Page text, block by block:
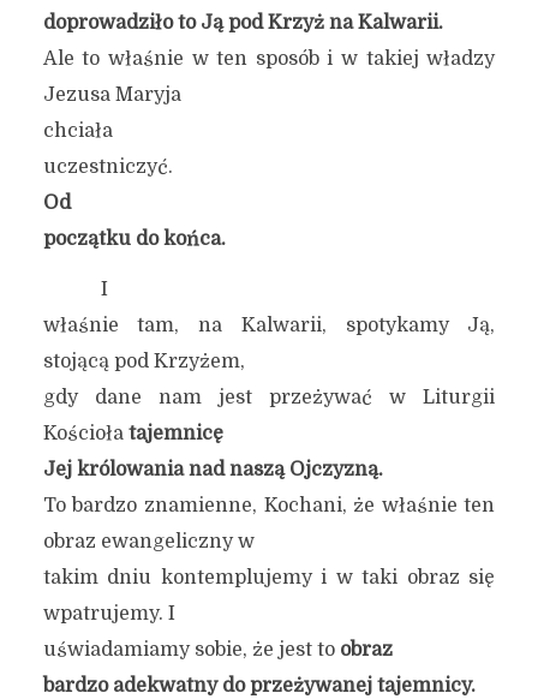
doprowadziło to Ją pod Krzyż na Kalwarii.
Ale to właśnie w ten sposób i w takiej władzy
Jezusa Maryja
chciała
uczestniczyć.
Od
początku do końca.
I
właśnie tam, na Kalwarii, spotykamy Ją,
stojącą pod Krzyżem,
gdy dane nam jest przeżywać w Liturgii
Kościoła tajemnicę
Jej królowania nad naszą Ojczyzną.
To bardzo znamienne, Kochani, że właśnie ten
obraz ewangeliczny w
takim dniu kontemplujemy i w taki obraz się
wpatrujemy. I
uświadamiamy sobie, że jest to obraz
bardzo adekwatny do przeżywanej tajemnicy.